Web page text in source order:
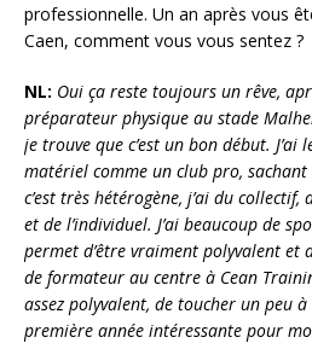
professionnelle. Un an après vous
Caen, comment vous vous sentez ?
NL: Oui ça reste toujours un rêve,
préparateur physique au stade
je trouve que c’est un bon début. J’ai
matériel comme un club pro,
c’est très hétérogène, j’ai du
et de l’individuel. J’ai beaucoup de
permet d’être vraiment polyvalent et
de formateur au centre à Cean
assez polyvalent, de toucher un peu à
première année intéressante pour